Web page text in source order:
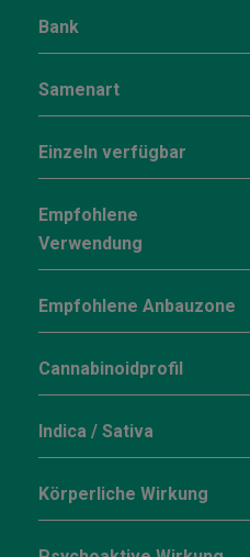
Bank
Samenart
Einzeln verfügbar
Empfohlene
Verwendung
Empfohlene Anbauzone
Cannabinoidprofil
Indica / Sativa
Körperliche Wirkung